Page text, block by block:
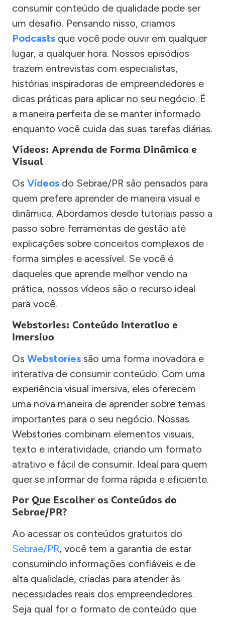
consumir conteúdo de qualidade pode ser
um desafio. Pensando nisso, criamos
Podcasts que você pode ouvir em qualquer
lugar, a qualquer hora. Nossos episódios
trazem entrevistas com especialistas,
histórias inspiradoras de empreendedores e
dicas práticas para aplicar no seu negócio. É
a maneira perfeita de se manter informado
enquanto você cuida das suas tarefas diárias.
Vídeos: Aprenda de Forma Dinâmica e
Visual
Os Vídeos do Sebrae/PR são pensados para
quem prefere aprender de maneira visual e
dinâmica. Abordamos desde tutoriais passo a
passo sobre ferramentas de gestão até
explicações sobre conceitos complexos de
forma simples e acessível. Se você é
daqueles que aprende melhor vendo na
prática, nossos vídeos são o recurso ideal
para você.
Webstories: Conteúdo Interativo e
Imersivo
Os Webstories são uma forma inovadora e
interativa de consumir conteúdo. Com uma
experiência visual imersiva, eles oferecem
uma nova maneira de aprender sobre temas
importantes para o seu negócio. Nossas
Webstories combinam elementos visuais,
texto e interatividade, criando um formato
atrativo e fácil de consumir. Ideal para quem
quer se informar de forma rápida e eficiente.
Por Que Escolher os Conteúdos do
Sebrae/PR?
Ao acessar os conteúdos gratuitos do
Sebrae/PR, você tem a garantia de estar
consumindo informações confiáveis e de
alta qualidade, criadas para atender às
necessidades reais dos empreendedores.
Seja qual for o formato de conteúdo que